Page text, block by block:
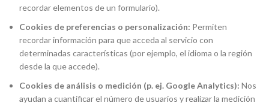
recordar elementos de un formulario).
Cookies de preferencias o personalización: Permiten
recordar información para que acceda al servicio con
determinadas características (por ejemplo, el idioma o la región
desde la que accede).
Cookies de análisis o medición (p. ej. Google Analytics): Nos
ayudan a cuantificar el número de usuarios y realizar la medición